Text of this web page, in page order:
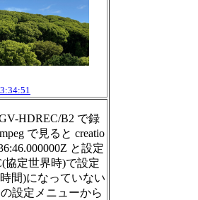
HDREC/B2 で録
で見ると creatio
と設定
協定世界時)で設定
間)になっていない
設定メニューから